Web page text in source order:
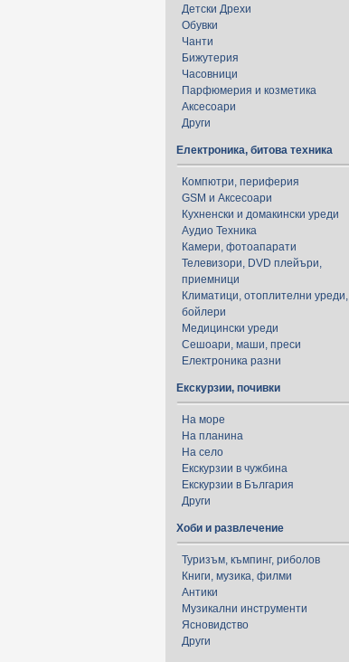
Детски Дрехи
Обувки
Чанти
Бижутерия
Часовници
Парфюмерия и козметика
Аксесоари
Други
Електроника, битова техника
Компютри, периферия
GSM и Аксесоари
Кухненски и домакински уреди
Аудио Техника
Камери, фотоапарати
Телевизори, DVD плейъри,
приемници
Климатици, отоплителни уреди,
бойлери
Медицински уреди
Сешоари, маши, преси
Електроника разни
Екскурзии, почивки
На море
На планина
На село
Екскурзии в чужбина
Екскурзии в България
Други
Хоби и развлечение
Туризъм, къмпинг, риболов
Книги, музика, филми
Антики
Музикални инструменти
Ясновидство
Други